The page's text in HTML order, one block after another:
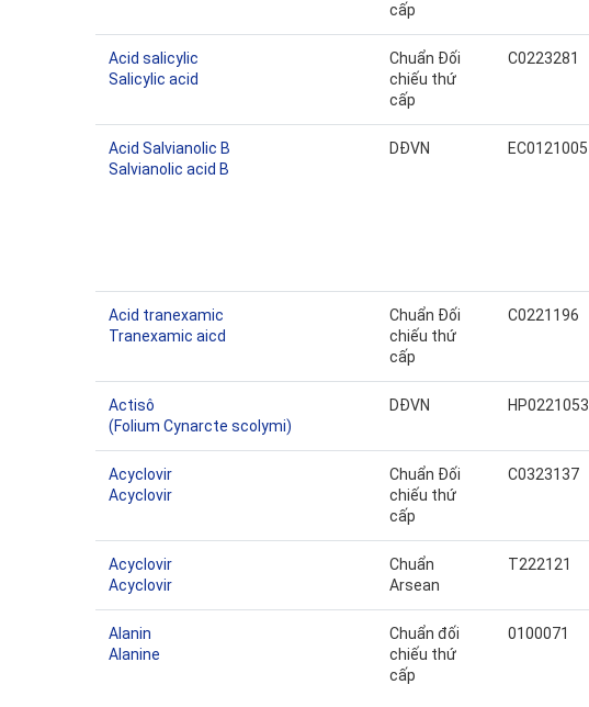
cấp
Acid salicylic
Salicylic acid
Chuẩn Đối
chiếu thứ
cấp
C0223281
Acid Salvianolic B
Salvianolic acid B
DĐVN EC0121005
Acid tranexamic
Tranexamic aicd
Chuẩn Đối
chiếu thứ
cấp
C0221196
Actisô
(Folium Cynarcte scolymi)
DĐVN HP0221053
Acyclovir
Acyclovir
Chuẩn Đối
chiếu thứ
cấp
C0323137
Acyclovir
Acyclovir
Chuẩn
Arsean
T222121
Alanin
Alanine
Chuẩn đối
chiếu thứ
cấp
0100071